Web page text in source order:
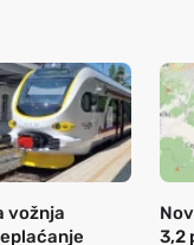
vožnja
3,2